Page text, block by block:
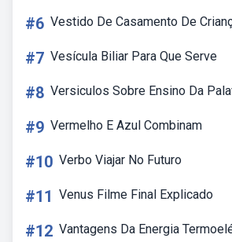
#6 Vestido De Casamento De
#7 Vesícula Biliar Para Que Serve
#8 Versiculos Sobre Ensino Da
#9 Vermelho E Azul Combinam
#10 Verbo Viajar No Futuro
#11 Venus Filme Final Explicado
#12 Vantagens Da Energia